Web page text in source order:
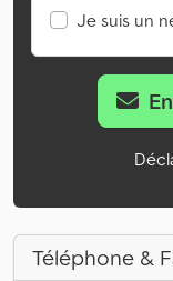
Je suis un
Téléphone &